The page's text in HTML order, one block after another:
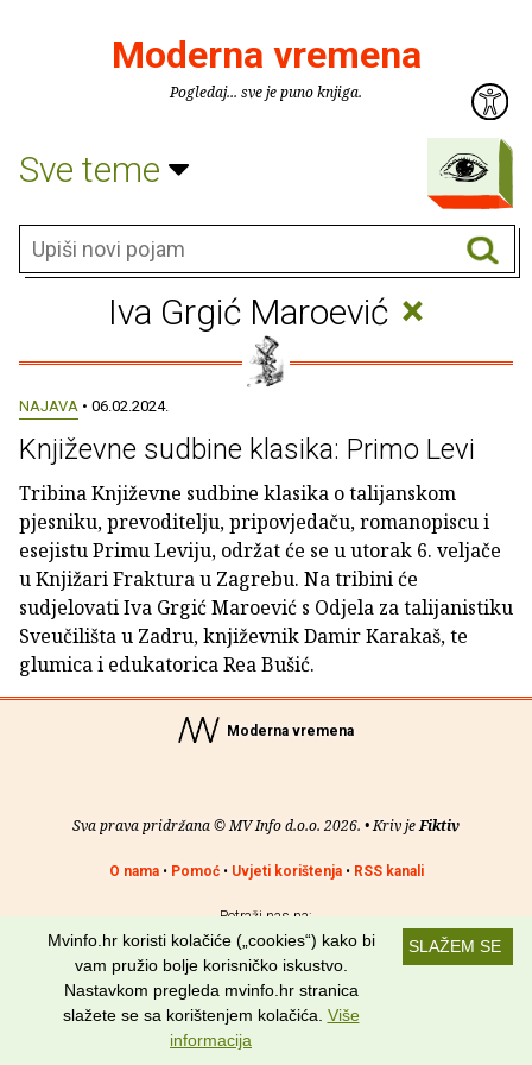
Moderna vremena
Pogledaj... sve je puno knjiga.
Sve teme
Iva Grgić Maroević ×
NAJAVA • 06.02.2024.
Književne sudbine klasika: Primo Levi
Tribina Književne sudbine klasika o talijanskom
pjesniku, prevoditelju, pripovjedaču, romanopiscu i
esejistu Primu Leviju, održat će se u utorak 6. veljače
u Knjižari Fraktura u Zagrebu. Na tribini će
sudjelovati Iva Grgić Maroević s Odjela za talijanistiku
Sveučilišta u Zadru, književnik Damir Karakaš, te
glumica i edukatorica Rea Bušić.
Moderna vremena
Sva prava pridržana © MV Info d.o.o. 2026. • Kriv jeFiktiv
O nama• Pomoć• Uvjeti korištenja• RSS kanali
Potraži nas na:
SLAŽEM SE
Mvinfo.hr koristi kolačiće („cookies“) kako bi
vam pružio bolje korisničko iskustvo.
Nastavkom pregleda mvinfo.hr stranica
slažete se sa korištenjem kolačića. Više
informacija